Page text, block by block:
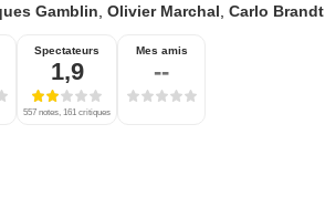
Gamblin Olivier Marchal Carlo Brandt
Spectateurs
1,9
557 notes, 161 critiques
Mes amis
--